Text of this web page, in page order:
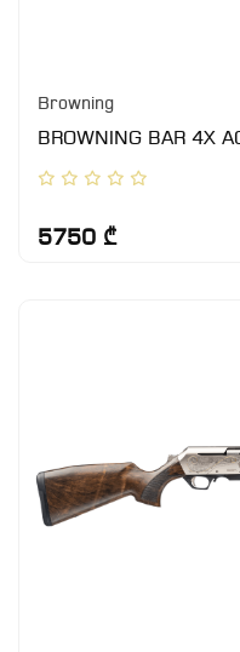
Browning
BROWNING BAR 4X
5750 ₾